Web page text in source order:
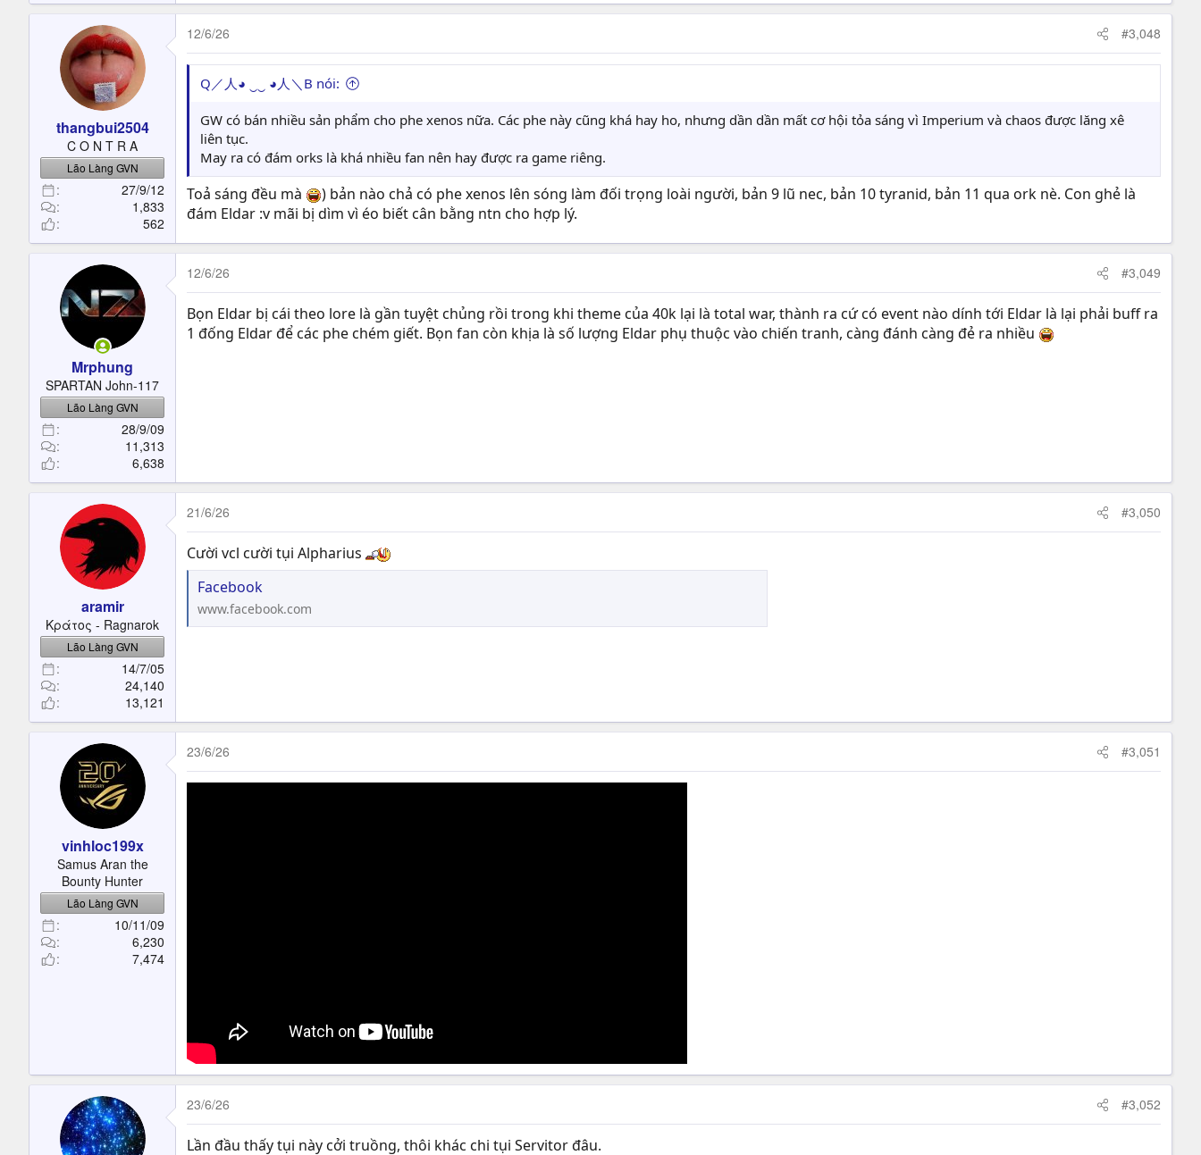
thangbui2504
C O N T R A
Lão Làng GVN
27/9/12
1,833
562
12/6/26 #3,048
Q／人◕ ‿‿ ◕人＼B nói:
GW có bán nhiều sản phẩm cho phe xenos nữa. Các phe này cũng khá hay ho, nhưng dần dần mất cơ hội tỏa sáng vì Imperium và chaos được lăng xê
liên tục.
May ra có đám orks là khá nhiều fan nên hay được ra game riêng.
Toả sáng đều mà
) bản nào chả có phe xenos lên sóng làm đối trọng loài người, bản 9 lũ nec, bản 10 tyranid, bản 11 qua ork nè. Con ghẻ là
đám Eldar :v mãi bị dìm vì éo biết cân bằng ntn cho hợp lý.
Mrphung
SPARTAN John-117
Lão Làng GVN
28/9/09
11,313
6,638
12/6/26 #3,049
Bọn Eldar bị cái theo lore là gần tuyệt chủng rồi trong khi theme của 40k lại là total war, thành ra cứ có event nào dính tới Eldar là lại phải buff ra
1 đống Eldar để các phe chém giết. Bọn fan còn khịa là số lượng Eldar phụ thuộc vào chiến tranh, càng đánh càng đẻ ra nhiều
aramir
Κράτος - Ragnarok
Lão Làng GVN
14/7/05
24,140
13,121
21/6/26 #3,050
Cười vcl cười tụi Alpharius
Facebook
www.facebook.com
vinhloc199x
Samus Aran the
Bounty Hunter
Lão Làng GVN
10/11/09
6,230
7,474
23/6/26 #3,051
23/6/26 #3,052
Lần đầu thấy tụi này cởi truồng, thôi khác chi tụi Servitor đâu.